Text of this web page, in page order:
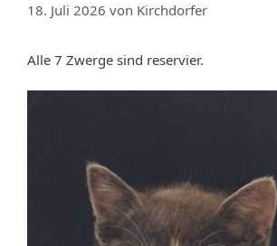
18. Juli 2026 von Kirchdorfer
Alle 7 Zwerge sind reservier.